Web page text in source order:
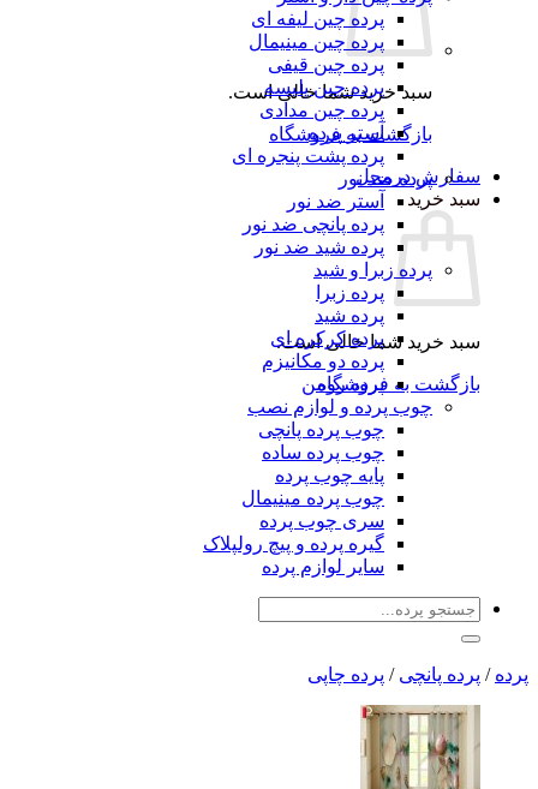
سبد خرید شما خالی است.
بازگشت به فروشگاه
درمحل
خرید
خرید شما خالی است.
به فروشگاه
پرده چین لیفه ای
پرده چین مینیمال
پرده چین قیفی
پرده چین پلیسه
پرده چین مدادی
آستر پرده
پرده پشت پنجره ای
پرده ضد نور
آستر ضد نور
پرده پانچی ضد نور
پرده شید ضد نور
پرده زبرا و شید
پرده زبرا
پرده شید
پرده کرکره ای
پرده دو مکانیزم
پرده رومن
چوب پرده و لوازم نصب
چوب پرده پانچی
چوب پرده ساده
پایه چوب پرده
چوب پرده مینیمال
سری چوب پرده
گیره پرده و پیچ رولپلاک
سایر لوازم پرده
پانچی / پرده چاپی